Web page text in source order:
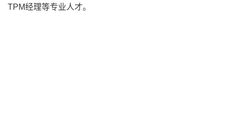
TPM经理等专业人才。